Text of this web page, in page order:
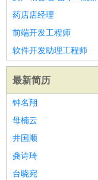
药店店经理
前端开发工程师
软件开发助理工程师
最新简历
钟名翔
母楠云
井国顺
龚诗琦
台晓宛